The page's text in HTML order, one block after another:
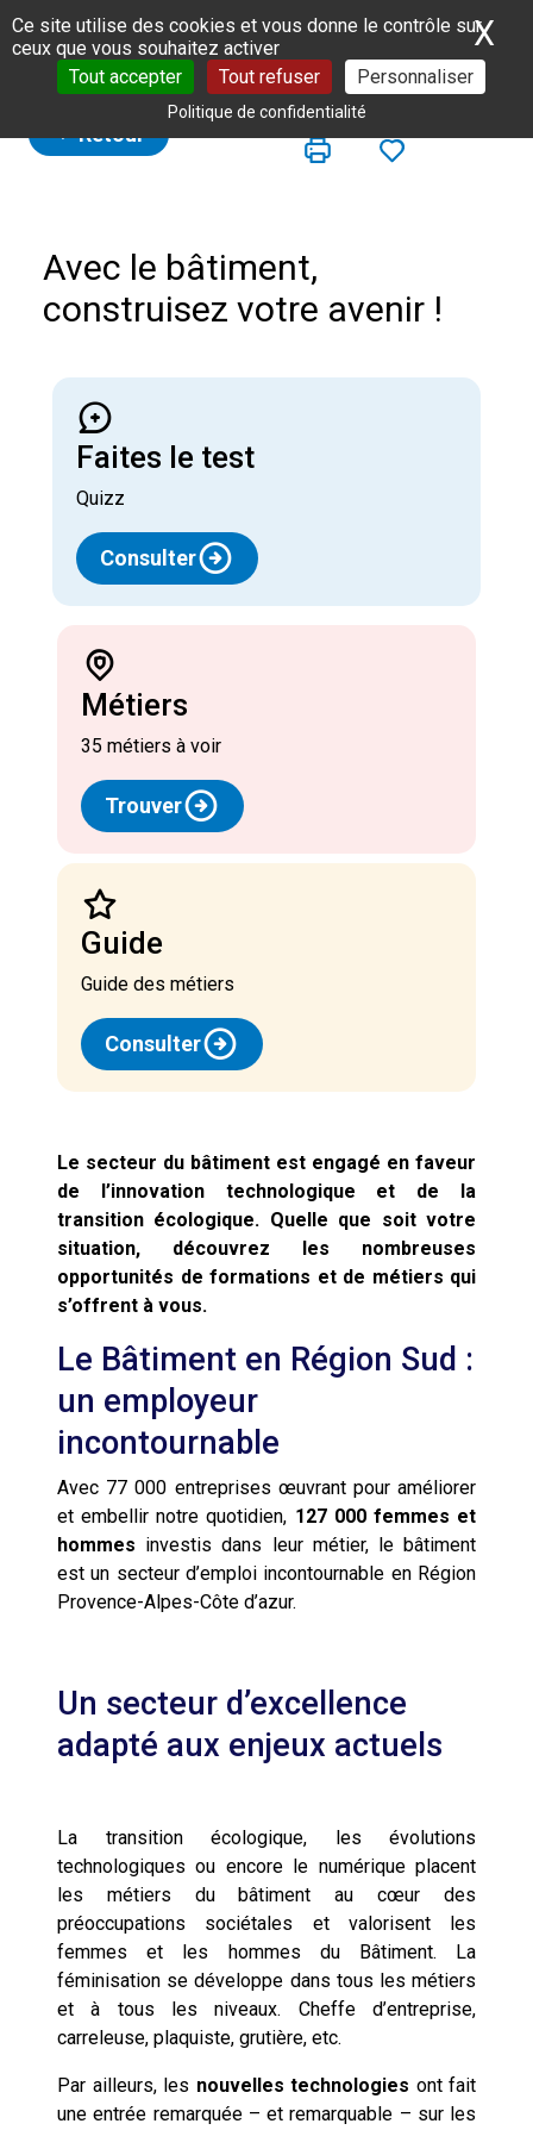
Panneau de gestion des cookies
Ce site utilise des cookies et vous donne le contrôle sur
ceux que vous souhaitez activer
Tout accepter
Tout refuser Personnaliser
Politique de confidentialité
X
Retour
Avec le bâtiment,
construisez votre avenir !
Faites le test
Quizz
Consulter
Métiers
35 métiers à voir
Trouver
Guide
Guide des métiers
Consulter
Le secteur du bâtiment est engagé en faveur
de l’innovation technologique et de la
transition écologique. Quelle que soit votre
situation, découvrez les nombreuses
opportunités de formations et de métiers qui
s’offrent à vous.
Le Bâtiment en Région Sud :
un employeur
incontournable
Avec 77 000 entreprises œuvrant pour améliorer
et embellir notre quotidien, 127 000 femmes et
hommes investis dans leur métier, le bâtiment
est un secteur d’emploi incontournable en Région
Provence-Alpes-Côte d’azur.
Un secteur d’excellence
adapté aux enjeux actuels
La transition écologique, les évolutions
technologiques ou encore le numérique placent
les métiers du bâtiment au cœur des
préoccupations sociétales et valorisent les
femmes et les hommes du Bâtiment. La
féminisation se développe dans tous les métiers
et à tous les niveaux. Cheffe d’entreprise,
carreleuse, plaquiste, grutière, etc.
Par ailleurs, les nouvelles technologies ont fait
une entrée remarquée – et remarquable – sur les